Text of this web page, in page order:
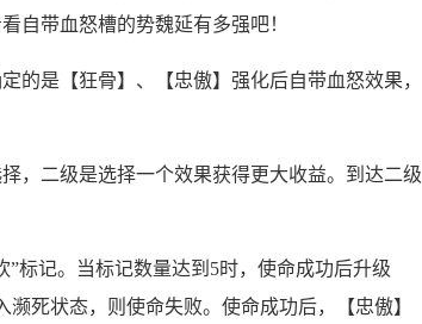
自带血怒槽的势魏延有多强吧！
的是【狂骨】、【忠傲】强化后自带血怒效果，
，二级是选择一个效果获得更大收益。到达二级
标记。当标记数量达到5时，使命成功后升级
死状态，则使命失败。使命成功后，【忠傲】